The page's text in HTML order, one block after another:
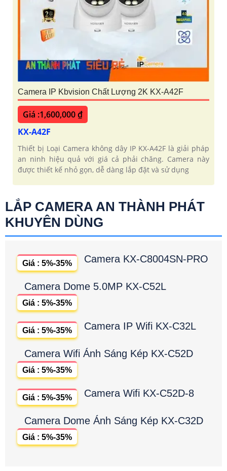
Camera IP Kbvision Chất Lượng 2K KX-A42F
Giá :1,600,000 ₫
KX-A42F
Thiết bị Loại Camera không dây IP KX-A42F là giải pháp
an ninh hiệu quả với giá cả phải chăng. Camera này
được thiết kế nhỏ gọn, dễ dàng lắp đặt và sử dụng
LẮP CAMERA AN THÀNH PHÁT
KHUYÊN DÙNG
Camera KX-C8004SN-PRO
Giá : 5%-35%
Camera Dome 5.0MP KX-C52L
Giá : 5%-35%
Camera IP Wifi KX-C32L
Giá : 5%-35%
Camera Wifi Ánh Sáng Kép KX-C52D
Giá : 5%-35%
Camera Wifi KX-C52D-8
Giá : 5%-35%
Camera Dome Ánh Sáng Kép KX-C32D
Giá : 5%-35%